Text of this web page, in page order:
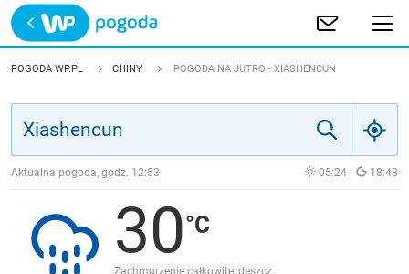
Trwa ładowanie
POLSKA
JAKOŚĆ POWIETRZA
POGODA WP.PL CHINY POGODA NA JUTRO - XIASHENCUN
Aktualna pogoda, godz. 12:53 05:24 18:48
30
Zachmurzenie całkowite, deszcz